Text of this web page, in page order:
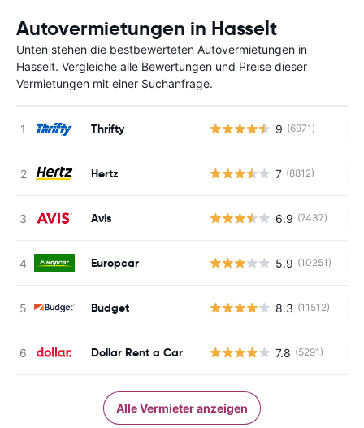
Autovermietungen in Hasselt
Unten stehen die bestbewerteten Autovermietungen in
Hasselt. Vergleiche alle Bewertungen und Preise dieser
Vermietungen mit einer Suchanfrage.
Thrifty 9 (6971)
Hertz 7 (8812)
Avis 6.9 (7437)
Europcar 5.9 (10251)
Budget 8.3 (11512)
Dollar Rent a Car 7.8 (5291)
Alle Vermieter anzeigen